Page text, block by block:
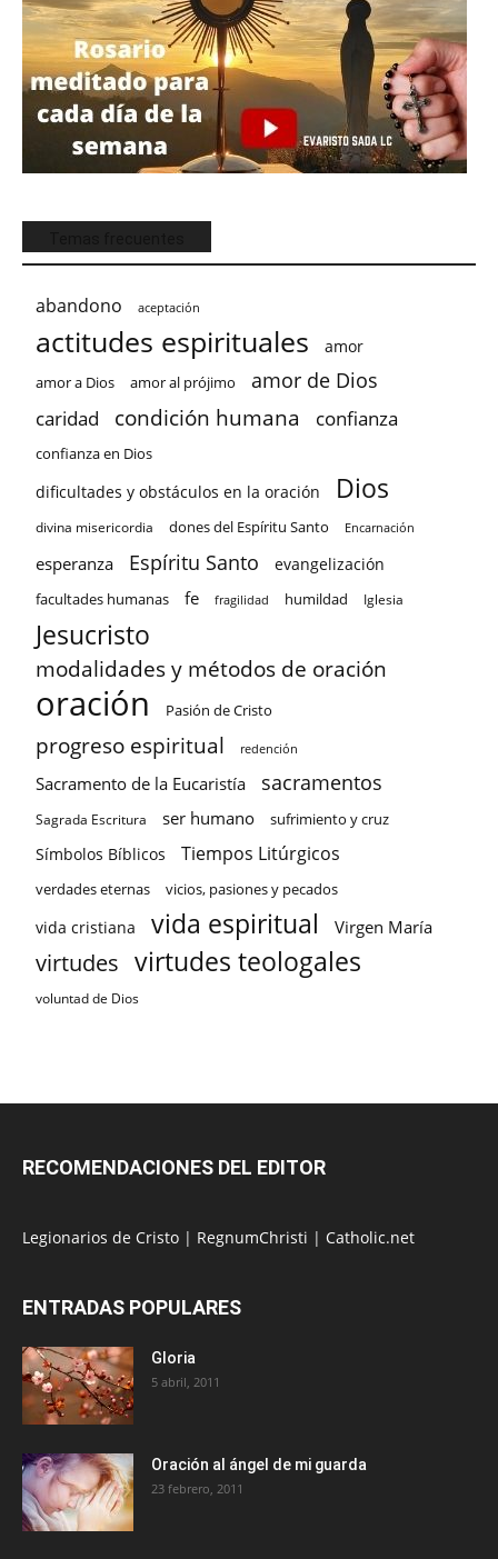
abandono aceptación
actitudes espirituales amor
amor a Dios amor al prójimo amor de Dios
caridad condición humana confianza
confianza en Dios
dificultades y obstáculos en la oración Dios
divina misericordia dones del Espíritu Santo Encarnación
esperanza Espíritu Santo evangelización
facultades humanas fe fragilidad humildad Iglesia
Jesucristo
modalidades y métodos de oración
oración Pasión de Cristo
progreso espiritual redención
Sacramento de la Eucaristía sacramentos
Sagrada Escritura ser humano sufrimiento y cruz
Símbolos Bíblicos Tiempos Litúrgicos
verdades eternas vicios, pasiones y pecados
vida cristiana vida espiritual Virgen María
virtudes virtudes teologales
voluntad de Dios
RECOMENDACIONES DEL EDITOR
Legionarios de Cristo | RegnumChristi | Catholic.net
ENTRADAS POPULARES
Gloria
5 abril, 2011
Oración al ángel de mi guarda
23 febrero, 2011